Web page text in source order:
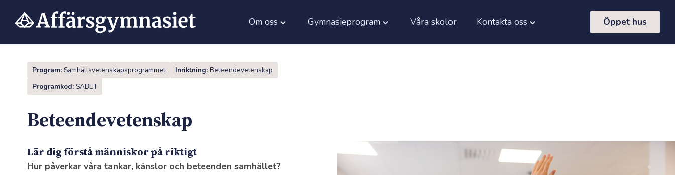
Hoppa
till
Om oss
"Om
Gymnasieprogram
"Gymnasieprogram"
Våra skolor Kontakta oss
"Kontakta
Öppet hus
Program: Samhällsvetenskapsprogrammet Inriktning: Beteendevetenskap
Programkod: SABET
Beteende­vetenskap
Lär dig förstå människor på riktigt
Hur påverkar våra tankar, känslor och beteenden samhället?